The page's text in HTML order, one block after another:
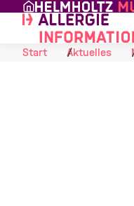
Skip to Content
Start
Aktuelles